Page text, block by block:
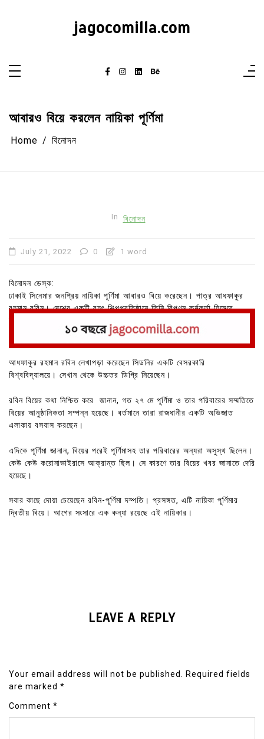
jagocomilla.com
আবারও বিয়ে করলেন নায়িকা পূর্ণিমা
Home বিনোদন
In বিনোদন
July 21, 2022 0 1 word
বিনোদন ডেস্ক:
ঢাকাই সিনেমার জনপ্রিয় নায়িকা পূর্ণিমা আবারও বিয়ে করেছেন। পাত্র আধফাকুর
রহমান রবিন। দেশের একটি বৃহৎ শিল্পপ্রতিষ্ঠানে তিনি বিপণন কর্মকর্তা হিসেবে
আধফাকুর রহমান রবিন লেখাপড়া করেছেন সিডনির একটি বেসরকারি
বিশ্ববিদ্যালয়ে। সেখান থেকে উচ্চতর ডিগ্রি নিয়েছেন।
রবিন বিয়ের কথা নিশ্চিত করে জানান, গত ২৭ মে পূর্ণিমা ও তার পরিবারের সম্মতিতে
বিয়ের আনুষ্ঠানিকতা সম্পন্ন হয়েছে। বর্তমানে তারা রাজধানীর একটি অভিজাত
এলাকায় বসবাস করছেন।
এদিকে পূর্ণিমা জানান, বিয়ের পরেই পূর্ণিমাসহ তার পরিবারের অন্যরা অসুস্থ ছিলেন।
কেউ কেউ করোনাভাইরাসে আক্রান্ত ছিল। সে কারণে তার বিয়ের খবর জানাতে দেরি
হয়েছে।
সবার কাছে দোয়া চেয়েছেন রবিন-পূর্ণিমা দম্পতি। প্রসঙ্গত, এটি নায়িকা পূর্ণিমার
দ্বিতীয় বিয়ে। আগের সংসারে এক কন্যা রয়েছে এই নায়িকার।
LEAVE A REPLY
Your email address will not be published.
Required fields
are marked *
Comment *